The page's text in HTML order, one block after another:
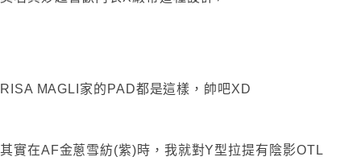
RISA MAGLI家的PAD都是這樣，帥吧XD
其實在AF金蔥雪紡(紫)時，我就對Y型拉提有陰影OTL